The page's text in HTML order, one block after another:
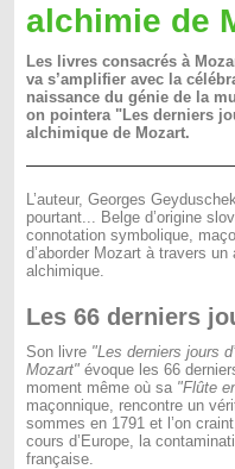
alchimie de
Les livres consacrés à
va s’amplifier avec la
naissance du génie de la
on pointera "Les derniers
alchimique de Mozart.
L’auteur, Georges
pourtant... Belge d’origine
connotation symbolique,
d’aborder Mozart à travers
alchimique.
Les 66 derniers
Son livre "Les derniers jours
Mozart" évoque les 66
moment même où sa "Flûte
maçonnique, rencontre un
sommes en 1791 et l’on
cours d’Europe, la
française.